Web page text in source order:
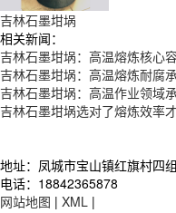
吉林石墨坩埚
相关新闻：
吉林石墨坩埚：高温熔炼核心
吉林石墨坩埚：高温熔炼耐腐
吉林石墨坩埚：高温作业领域
吉林石墨坩埚选对了熔炼效率
地址：凤城市宝山镇红旗村四组
电话：18842365878
网站地图 | XML |